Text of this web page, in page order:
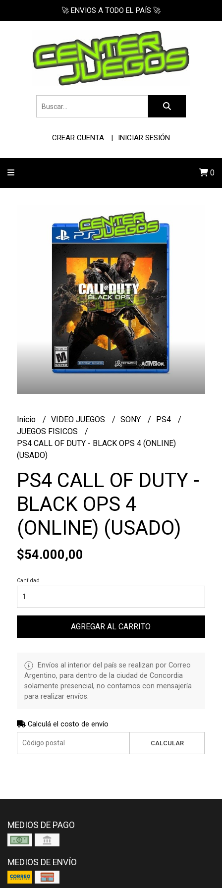
🚀 ENVIOS A TODO EL PAÍS 🚀
CREAR CUENTA INICIAR SESIÓN
0
Inicio VIDEO JUEGOS SONY
PS4
JUEGOS FISICOS
PS4 CALL OF DUTY - BLACK OPS 4 (ONLINE)
(USADO)
PS4 CALL OF DUTY -
BLACK OPS 4
(ONLINE) (USADO)
$54.000,00
Cantidad
AGREGAR AL CARRITO
Envíos al interior del país se realizan por Correo
Argentino, para dentro de la ciudad de Concordia
solamente presencial, no contamos con mensajería
para realizar envíos.
Calculá el costo de envío
CALCULAR
MEDIOS DE PAGO
MEDIOS DE ENVÍO